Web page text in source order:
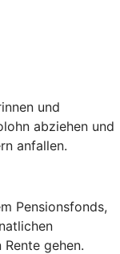
und
abziehen und
anfallen.
Pensionsfonds,
gehen.